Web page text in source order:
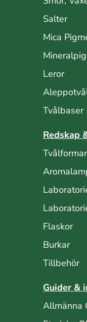
Salter
Mica
Leror
Tvålbaser
Redskap
Tvålformar
Flaskor
Burkar
Tillbehör
Guider &
Allmänna